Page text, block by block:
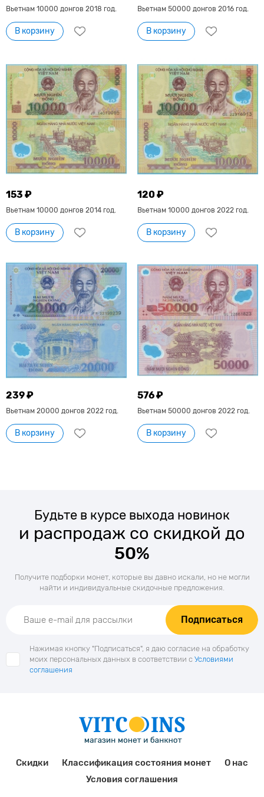
Вьетнам 10000 донгов 2018 год.
В корзину
Вьетнам 50000 донгов 2016 год.
В корзину
153 ₽
Вьетнам 10000 донгов 2014 год.
В корзину
120 ₽
Вьетнам 10000 донгов 2022 год.
В корзину
239 ₽
Вьетнам 20000 донгов 2022 год.
В корзину
576 ₽
Вьетнам 50000 донгов 2022 год.
В корзину
Будьте в курсе выхода новинок
и распродаж со скидкой до
50%
Получите подборки монет, которые вы давно искали, но не могли
найти и индивидуальные скидочные предложения.
Подписаться
Нажимая кнопку "Подписаться", я даю согласие на обработку
моих персональных данных в соответствии с Условиями
соглашения
Скидки Классификация состояния монет
О нас
Условия соглашения